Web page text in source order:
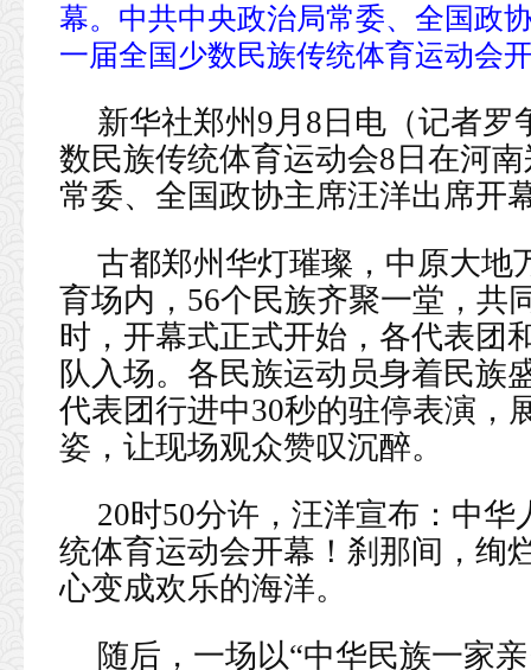
幕。中共中央政治局常委、全国政
一届全国少数民族传统体育运动会
新华社郑州9月8日电（记者
数民族传统体育运动会8日在河
常委、全国政协主席汪洋出席开
古都郑州华灯璀璨，中原大地
育场内，56个民族齐聚一堂，共
时，开幕式正式开始，各代表团
队入场。各民族运动员身着民族
代表团行进中30秒的驻停表演，
姿，让现场观众赞叹沉醉。
20时50分许，汪洋宣布：中
统体育运动会开幕！刹那间，绚
心变成欢乐的海洋。
随后，一场以“中华民族一家